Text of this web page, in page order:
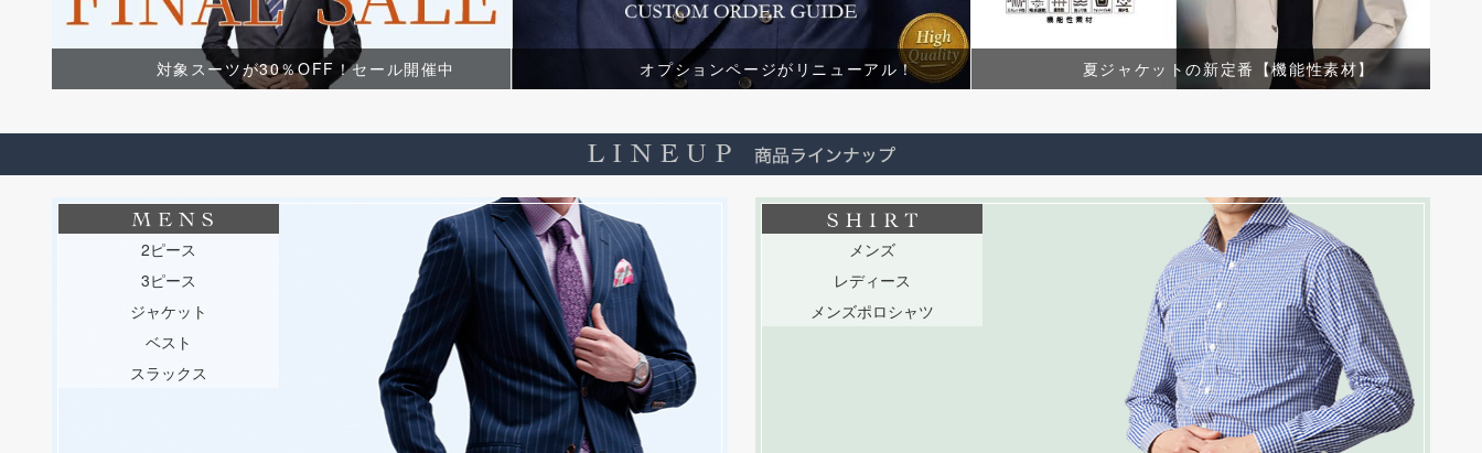
対象スーツが30％OFF！セール開催中 オプションページがリニューアル！ 夏ジャケットの新定番【機能性素材】
2ピース
3ピース
ジャケット
ベスト
スラックス
メンズ
レディース
メンズポロシャツ